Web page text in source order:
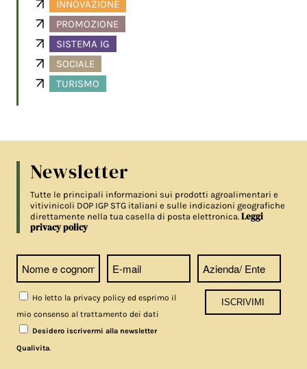
INNOVAZIONE
PROMOZIONE
SISTEMA IG
SOCIALE
TURISMO
Newsletter
Tutte le principali informazioni sui prodotti agroalimentari e
vitivinicoli DOP IGP STG italiani e sulle indicazioni geografiche
direttamente nella tua casella di posta elettronica.Leggi
privacy policy
Ho letto la privacy policy ed esprimo il
mio consenso al trattamento dei dati
Desidero iscrivermi alla newsletter
Qualivita